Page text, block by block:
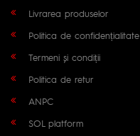
Livrarea produselor
Politica de confidențialitate
Termeni și condiții
Politica de retur
ANPC
SOL platform